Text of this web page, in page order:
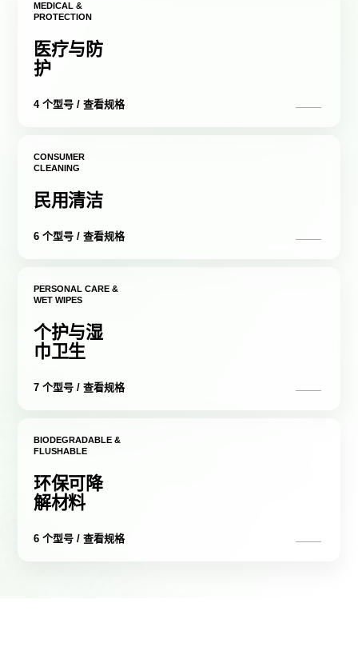
MEDICAL &
PROTECTION
医疗与防
护
4 个型号 / 查看规格
CONSUMER
CLEANING
民用清洁
6 个型号 / 查看规格
PERSONAL CARE &
WET WIPES
个护与湿
巾卫生
7 个型号 / 查看规格
BIODEGRADABLE &
FLUSHABLE
环保可降
解材料
6 个型号 / 查看规格